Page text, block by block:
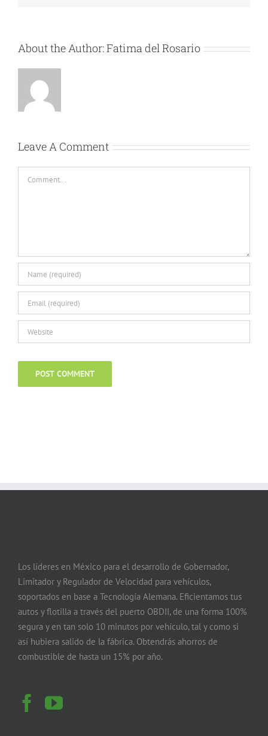
About the Author:Fatima del Rosario
Leave A Comment
Los líderes en México para el desarrollo de Gobernador,
Limitador y Regulador de Velocidad para vehículos,
soportados en base a Tecnología Alemana. Eficientamos tus
autos y flotilla a través del puerto OBDII, de una forma 100%
segura y en tan solo 10 minutos por vehículo, tal y como si
así hubiera salido de la fábrica. Obtendrás ahorros de
combustible de hasta un 15% por año.